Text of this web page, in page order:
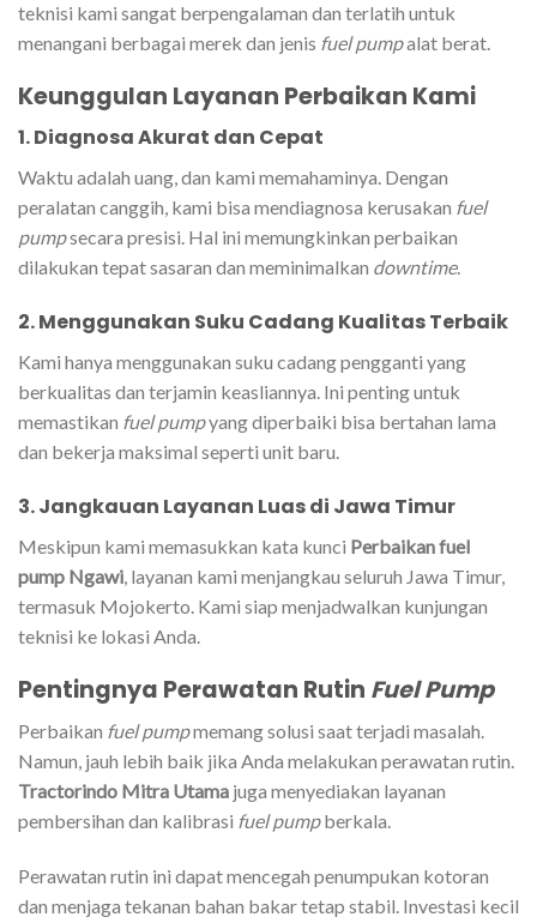
teknisi kami sangat berpengalaman dan terlatih untuk
menangani berbagai merek dan jenis fuel pumpalat berat.
Keunggulan Layanan Perbaikan Kami
1. Diagnosa Akurat dan Cepat
Waktu adalah uang, dan kami memahaminya. Dengan
peralatan canggih, kami bisa mendiagnosa kerusakan fuel
pumpsecara presisi. Hal ini memungkinkan perbaikan
dilakukan tepat sasaran dan meminimalkan downtime.
2. Menggunakan Suku Cadang Kualitas Terbaik
Kami hanya menggunakan suku cadang pengganti yang
berkualitas dan terjamin keasliannya. Ini penting untuk
memastikan fuel pumpyang diperbaiki bisa bertahan lama
dan bekerja maksimal seperti unit baru.
3. Jangkauan Layanan Luas di Jawa Timur
Meskipun kami memasukkan kata kunci Perbaikan fuel
pump Ngawi, layanan kami menjangkau seluruh Jawa Timur,
termasuk Mojokerto. Kami siap menjadwalkan kunjungan
teknisi ke lokasi Anda.
Pentingnya Perawatan Rutin Fuel Pump
Perbaikan fuel pumpmemang solusi saat terjadi masalah.
Namun, jauh lebih baik jika Anda melakukan perawatan rutin.
Tractorindo Mitra Utama juga menyediakan layanan
pembersihan dan kalibrasi fuel pumpberkala.
Perawatan rutin ini dapat mencegah penumpukan kotoran
dan menjaga tekanan bahan bakar tetap stabil. Investasi kecil